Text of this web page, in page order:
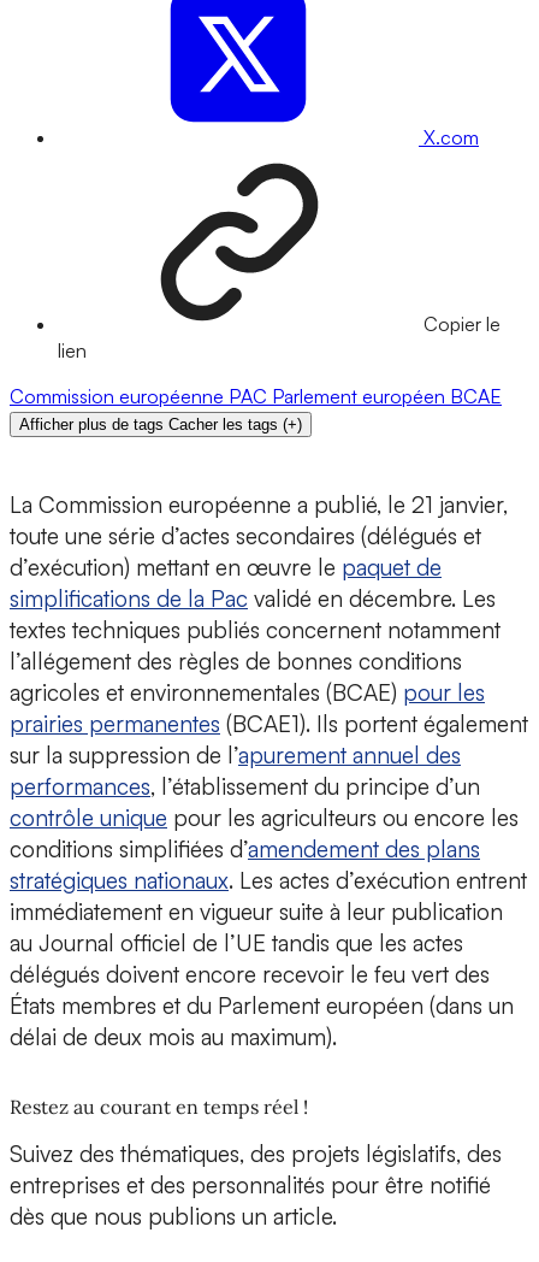
X.com
Copier le
lien
Commission européenne PAC Parlement européen BCAE
Afficher plus de tags Cacher les tags (+)
La Commission européenne a publié, le 21 janvier,
toute une série d’actes secondaires (délégués et
d’exécution) mettant en œuvre le paquet de
simplifications de la Pac validé en décembre. Les
textes techniques publiés concernent notamment
l’allégement des règles de bonnes conditions
agricoles et environnementales (BCAE) pour les
prairies permanentes (BCAE1). Ils portent également
sur la suppression de l’apurement annuel des
performances, l’établissement du principe d’un
contrôle unique pour les agriculteurs ou encore les
conditions simplifiées d’amendement des plans
stratégiques nationaux. Les actes d’exécution entrent
immédiatement en vigueur suite à leur publication
au Journal officiel de l’UE tandis que les actes
délégués doivent encore recevoir le feu vert des
États membres et du Parlement européen (dans un
délai de deux mois au maximum).
Restez au courant en temps réel !
Suivez des thématiques, des projets législatifs, des
entreprises et des personnalités pour être notifié
dès que nous publions un article.